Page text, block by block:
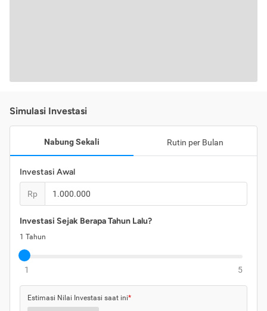
Simulasi Investasi
Nabung Sekali Rutin per Bulan
Investasi Awal
Rp
Investasi Sejak Berapa Tahun Lalu?
1 Tahun
1 5
Estimasi Nilai Investasi saat ini*